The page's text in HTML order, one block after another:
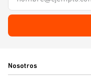
Nosotros